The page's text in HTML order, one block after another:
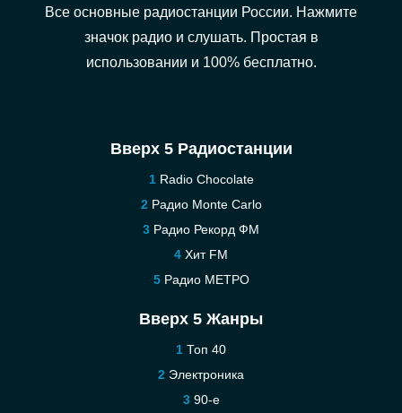
Все основные радиостанции России. Нажмите
значок радио и слушать. Простая в
использовании и 100% бесплатно.
Вверх 5 Радиостанции
Radio Chocolate
Радио Monte Carlo
Радио Рекорд ФМ
Хит FM
Радио МЕТРО
Вверх 5 Жанры
Топ 40
Электроника
90-е